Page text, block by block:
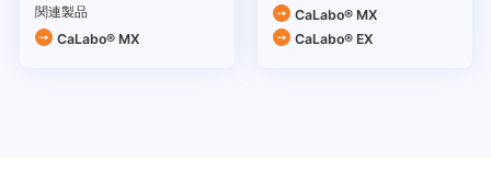
関連製品
CaLabo® MX
CaLabo® MX
CaLabo® EX